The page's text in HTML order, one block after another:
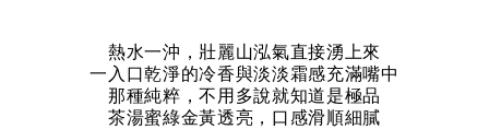
熱水一沖，壯麗山泓氣直接湧上來
一入口乾淨的冷香與淡淡霜感充滿嘴中
那種純粹，不用多說就知道是極品
茶湯蜜綠金黃透亮，口感滑順細膩